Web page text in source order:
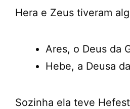
Hera e Zeus tiveram
Ares, o Deus da
Hebe, a Deusa
Sozinha ela teve